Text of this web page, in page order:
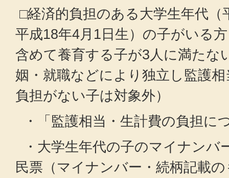
□経済的負担のある大学生年代（
平成18年4月1日生）の子がいる
含めて養育する子が3人に満たな
姻・就職などにより独立し監護
負担がない子は対象外）
・「監護相当・生計費の負担に
・大学生年代の子のマイナンバ
民票（マイナンバー・続柄記載